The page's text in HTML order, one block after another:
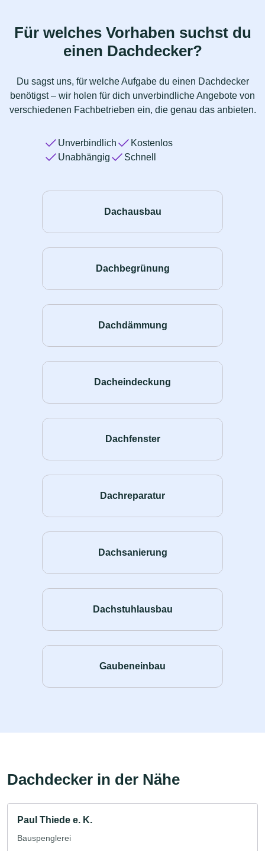
Für welches Vorhaben suchst du
einen Dachdecker?
Du sagst uns, für welche Aufgabe du einen Dachdecker
benötigst – wir holen für dich unverbindliche Angebote von
verschiedenen Fachbetrieben ein, die genau das anbieten.
Unverbindlich
Kostenlos
Unabhängig
Schnell
Dachausbau
Dachbegrünung
Dachdämmung
Dacheindeckung
Dachfenster
Dachreparatur
Dachsanierung
Dachstuhlausbau
Gaubeneinbau
Dachdecker in der Nähe
Paul Thiede e. K.
Bauspenglerei